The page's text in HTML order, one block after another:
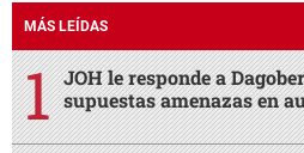
MÁS LEÍDAS
JOH le responde a
supuestas amenazas en